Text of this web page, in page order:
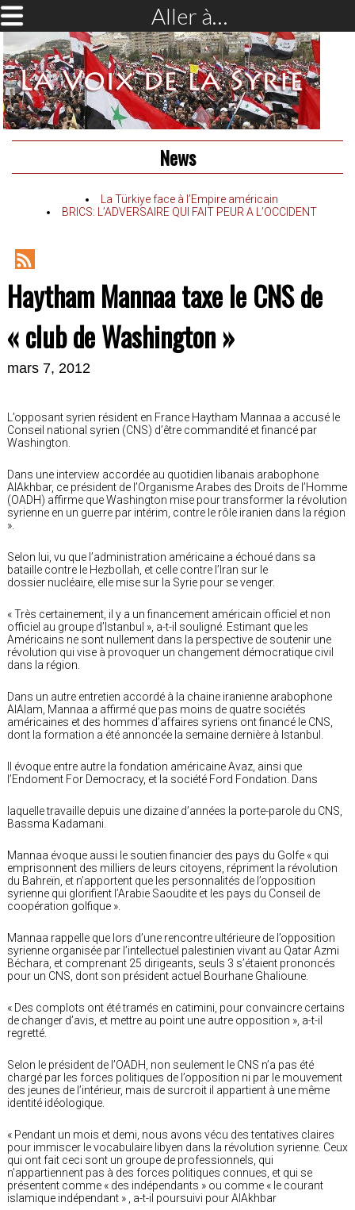
Aller à…
News
La Türkiye face à l’Empire américain
BRICS: L’ADVERSAIRE QUI FAIT PEUR A L’OCCIDENT
RSS
Feed
Haytham Mannaa taxe le CNS de
« club de Washington »
mars 7, 2012
L’opposant syrien résident en France Haytham Mannaa a accusé le
Conseil national syrien (CNS) d’être commandité et financé par
Washington.
Dans une interview accordée au quotidien libanais arabophone
AlAkhbar, ce président de l’Organisme Arabes des Droits de l’Homme
(OADH) affirme que Washington mise pour transformer la révolution
syrienne en un guerre par intérim, contre le rôle iranien dans la région
».
Selon lui, vu que l’administration américaine a échoué dans sa
bataille contre le Hezbollah, et celle contre l’Iran sur le
dossier nucléaire, elle mise sur la Syrie pour se venger.
« Très certainement, il y a un financement américain officiel et non
officiel au groupe d’Istanbul », a-t-il souligné. Estimant que les
Américains ne sont nullement dans la perspective de soutenir une
révolution qui vise à provoquer un changement démocratique civil
dans la région.
Dans un autre entretien accordé à la chaine iranienne arabophone
AlAlam, Mannaa a affirmé que pas moins de quatre sociétés
américaines et des hommes d’affaires syriens ont financé le CNS,
dont la formation a été annoncée la semaine dernière à Istanbul.
Il évoque entre autre la fondation américaine Avaz, ainsi que
l’Endoment For Democracy, et la société Ford Fondation. Dans
laquelle travaille depuis une dizaine d’années la porte-parole du CNS,
Bassma Kadamani.
Mannaa évoque aussi le soutien financier des pays du Golfe « qui
emprisonnent des milliers de leurs citoyens, répriment la révolution
du Bahreïn, et n’apportent que les personnalités de l’opposition
syrienne qui glorifient l’Arabie Saoudite et les pays du Conseil de
coopération golfique ».
Mannaa rappelle que lors d’une rencontre ultérieure de l’opposition
syrienne organisée par l’intellectuel palestinien vivant au Qatar Azmi
Béchara, et comprenant 25 dirigeants, seuls 3 s’étaient prononcés
pour un CNS, dont son président actuel Bourhane Ghalioune.
« Des complots ont été tramés en catimini, pour convaincre certains
de changer d’avis, et mettre au point une autre opposition », a-t-il
regretté.
Selon le président de l’OADH, non seulement le CNS n’a pas été
chargé par les forces politiques de l’opposition ni par le mouvement
des jeunes de l’intérieur, mais de surcroit il appartient à une même
identité idéologique.
« Pendant un mois et demi, nous avons vécu des tentatives claires
pour immiscer le vocabulaire libyen dans la révolution syrienne. Ceux
qui ont fait ceci sont un groupe de professionnels, qui
n’appartiennent pas à des forces politiques connues, et qui se
présentent comme « des indépendants » ou comme « le courant
islamique indépendant » , a-t-il poursuivi pour AlAkhbar